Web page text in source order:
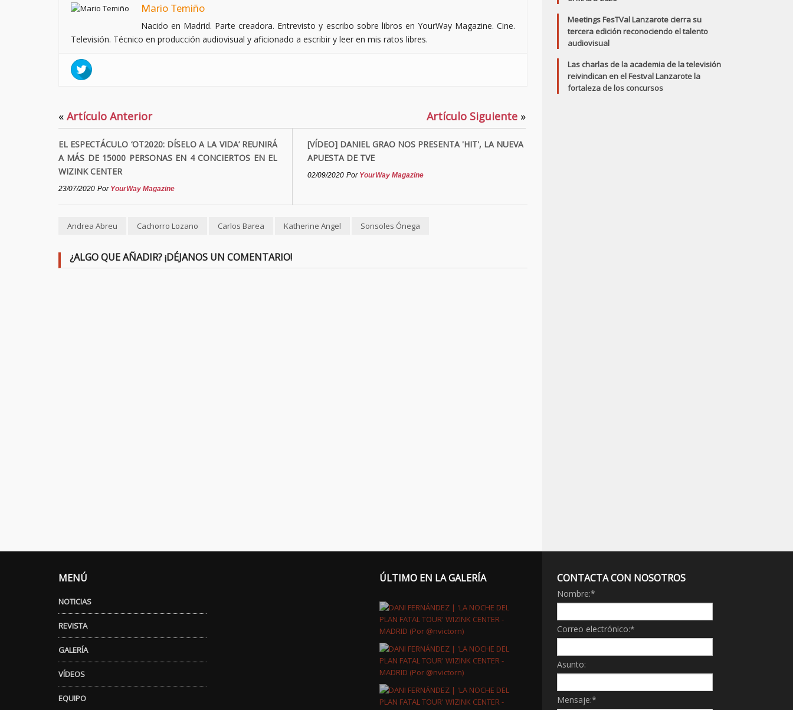
Mario Temiño
Nacido en Madrid. Parte creadora. Entrevisto y escribo sobre libros en YourWay Magazine. Cine.
Televisión. Técnico en producción audiovisual y aficionado a escribir y leer en mis ratos libres.
« Artículo Anterior
EL ESPECTÁCULO ‘OT2020: DÍSELO A LA VIDA’ REUNIRÁ
A MÁS DE 15000 PERSONAS EN 4 CONCIERTOS EN EL
WIZINK CENTER
23/07/2020 Por YourWay Magazine
Artículo Siguiente »
[VÍDEO] DANIEL GRAO NOS PRESENTA 'HIT', LA NUEVA
APUESTA DE TVE
02/09/2020 Por YourWay Magazine
Andrea Abreu Cachorro Lozano Carlos Barea Katherine Angel Sonsoles Ónega
¿ALGO QUE AÑADIR? ¡DÉJANOS UN COMENTARIO!
Meetings FesTVal Lanzarote cierra su
tercera edición reconociendo el talento
audiovisual
Las charlas de la academia de la televisión
reivindican en el Festval Lanzarote la
fortaleza de los concursos
MENÚ
NOTICIAS
REVISTA
GALERÍA
VÍDEOS
EQUIPO
ÚLTIMO EN LA GALERÍA CONTACTA CON NOSOTROS
Nombre:*
Correo electrónico:*
Asunto:
Mensaje:*